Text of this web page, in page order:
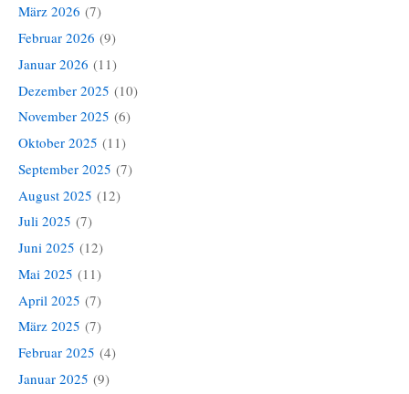
März 2026 (7)
Februar 2026 (9)
Januar 2026 (11)
Dezember 2025 (10)
November 2025 (6)
Oktober 2025 (11)
September 2025 (7)
August 2025 (12)
Juli 2025 (7)
Juni 2025 (12)
Mai 2025 (11)
April 2025 (7)
März 2025 (7)
Februar 2025 (4)
Januar 2025 (9)